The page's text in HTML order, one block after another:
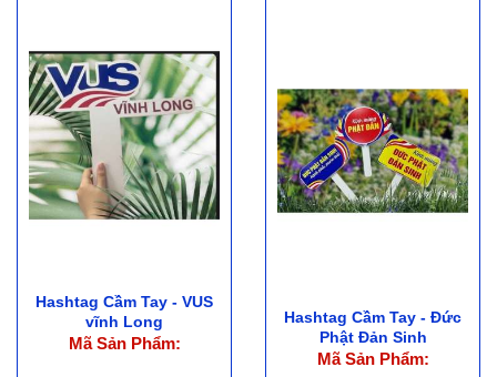
Hashtag Cầm Tay - VUS
vĩnh Long
Mã Sản Phẩm:
Hashtag Cầm Tay - Đức
Phật Đản Sinh
Mã Sản Phẩm: